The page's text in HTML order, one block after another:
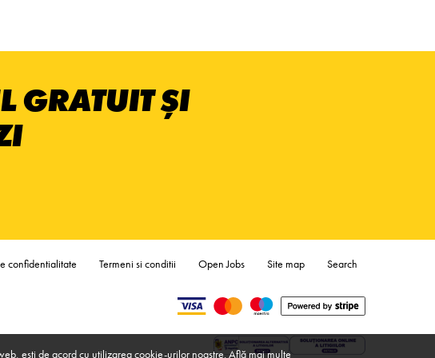
GRATUIT ȘI
confidentialitate Termeni si conditii Open Jobs Site map Search
ești de acord cu utilizarea cookie-urilor noastre.Află mai multe